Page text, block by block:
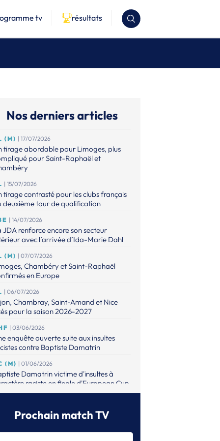
tv résultats
Nos derniers articles
(M) | 17/07/2026
tirage abordable pour Limoges, plus
pour Saint-Raphaël et
| 15/07/2026
tirage contrasté pour les clubs français
deuxième tour de qualification
| 14/07/2026
JDA renforce encore son secteur
avec l’arrivée d’Ida-Marie Dahl
(M) | 07/07/2026
Chambéry et Saint-Raphaël
en Europe
| 06/07/2026
Chambray, Saint-Amand et Nice
pour la saison 2026-2027
| 03/06/2026
enquête ouverte suite aux insultes
contre Baptiste Damatrin
(M) | 01/06/2026
Damatrin victime d'insultes à
raciste en finale d'European Cup
s’offre le premier titre européen
son histoire
Prochain match TV